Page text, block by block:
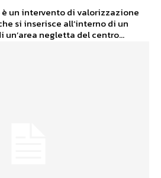
un intervento di valorizzazione
si inserisce all’interno di un
un’area negletta del centro...